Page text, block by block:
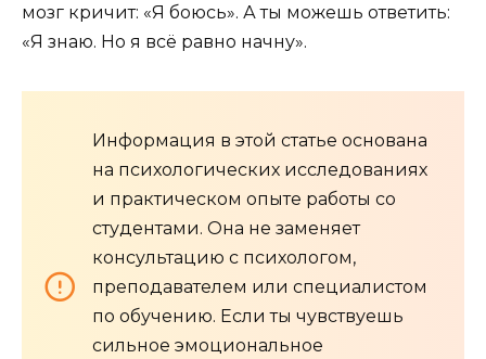
мозг кричит: «Я боюсь». А ты можешь ответить:
«Я знаю. Но я всё равно начну».
Информация в этой статье основана
на психологических исследованиях
и практическом опыте работы со
студентами. Она не заменяет
консультацию с психологом,
преподавателем или специалистом
по обучению. Если ты чувствуешь
сильное эмоциональное